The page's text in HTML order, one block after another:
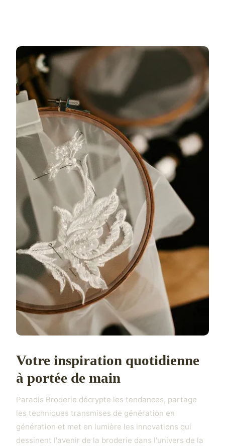
Votre inspiration quotidienne
à portée de main
Paradis Broderie décrypte les tendances, partage
les techniques transmises de génération en
génération et met en lumière les innovations qui
dessinent l'avenir de la broderie dans l'univers de la